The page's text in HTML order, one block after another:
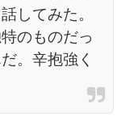
してみた。
のものだっ
。辛抱強く